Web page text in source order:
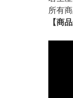
所有
【商品